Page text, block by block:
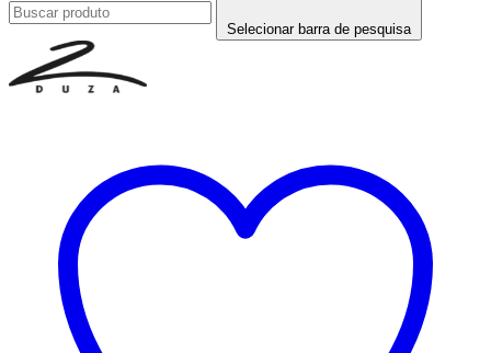
Selecionar barra de pesquisa